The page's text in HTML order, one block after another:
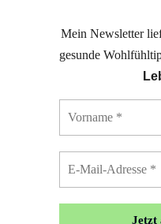
Mein Newsletter
gesunde